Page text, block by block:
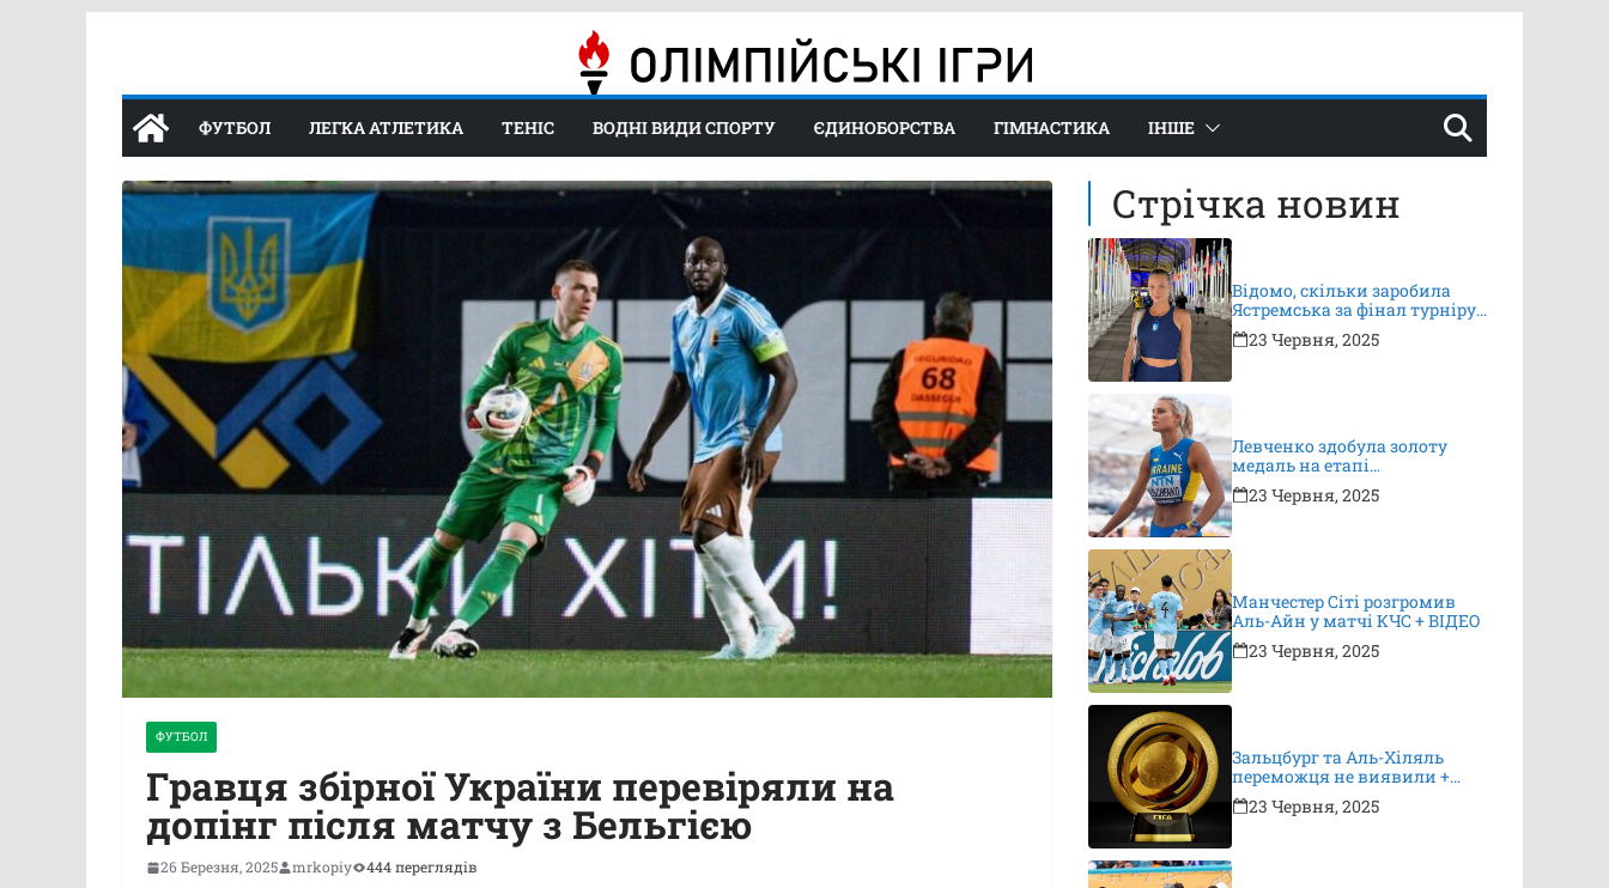
ФУТБОЛ ЛЕГКА АТЛЕТИКА ТЕНІС ВОДНІ ВИДИ СПОРТУ ЄДИНОБОРСТВА ГІМНАСТИКА ІНШЕ
ФУТБОЛ
Гравця збірної України перевіряли на
допінг після матчу з Бельгією
26 Березня, 2025 mrkopiy 444 переглядів
Стрічка новин
Відомо, скільки заробила
Ястремська за фінал турніру
в Ноттінгемі
23 Червня, 2025
Левченко здобула золоту
медаль на етапі
Континентального туру
23 Червня, 2025
Манчестер Сіті розгромив
Аль-Айн у матчі КЧС + ВІДЕО
23 Червня, 2025
Зальцбург та Аль-Хіляль
переможця не виявили +
ВІДЕО
23 Червня, 2025